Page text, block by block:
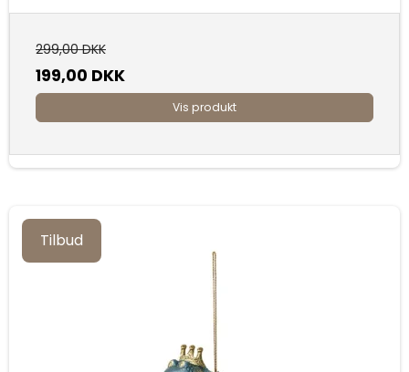
299,00 DKK
199,00 DKK
Vis produkt
Tilbud